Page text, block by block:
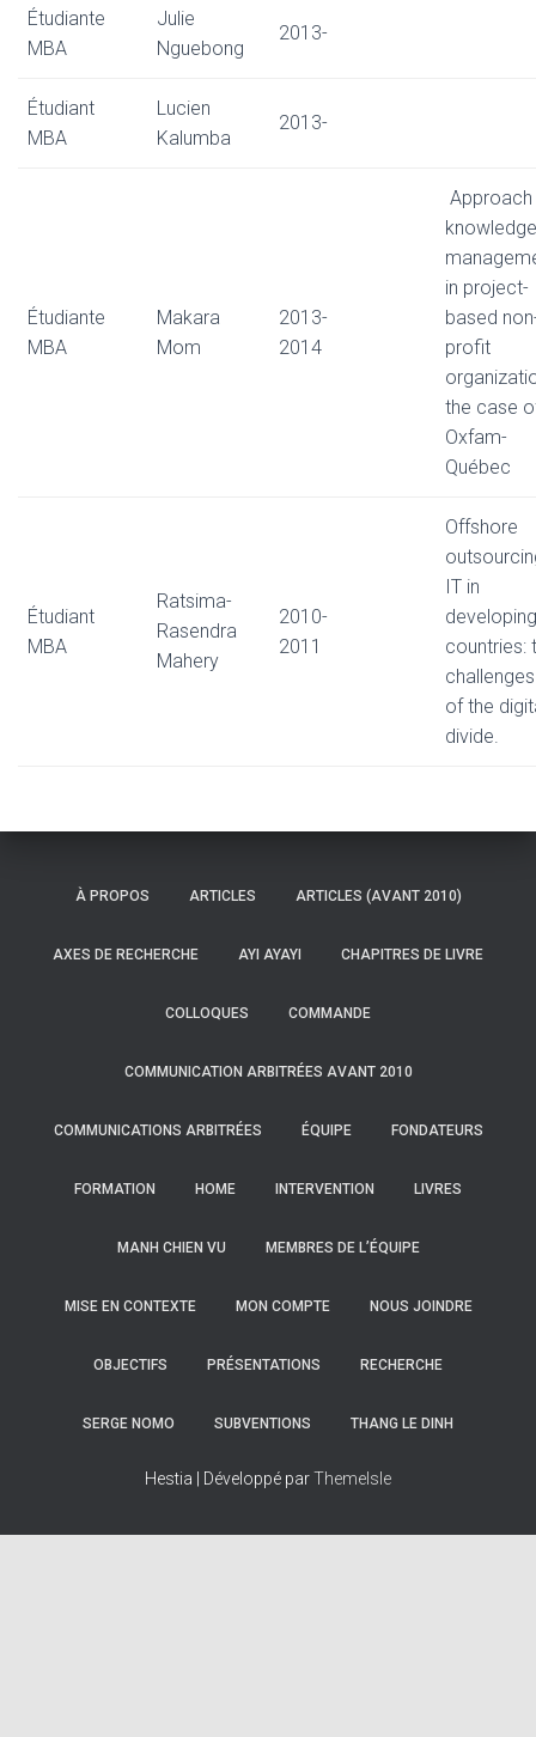
Étudiante
MBA
Julie
Nguebong
2013-
Étudiant
MBA
Lucien
Kalumba
2013-
Étudiante
MBA
Makara
Mom
2013-
2014
knowledge
in project-
based
profit
the case
Oxfam-
Québec
Étudiant
MBA
Ratsima-
Rasendra
Mahery
2010-
2011
Offshore
IT in
developing
countries:
challenges
of the
divide.
À PROPOS ARTICLES ARTICLES (AVANT 2010)
AXES DE RECHERCHE AYI AYAYI CHAPITRES DE LIVRE
COLLOQUES COMMANDE
COMMUNICATION ARBITRÉES AVANT 2010
COMMUNICATIONS ARBITRÉES ÉQUIPE FONDATEURS
FORMATION HOME INTERVENTION LIVRES
MANH CHIEN VU MEMBRES DE L’ÉQUIPE
MISE EN CONTEXTE MON COMPTE NOUS JOINDRE
OBJECTIFS PRÉSENTATIONS RECHERCHE
SERGE NOMO SUBVENTIONS THANG LE DINH
Hestia | Développé parThemeIsle